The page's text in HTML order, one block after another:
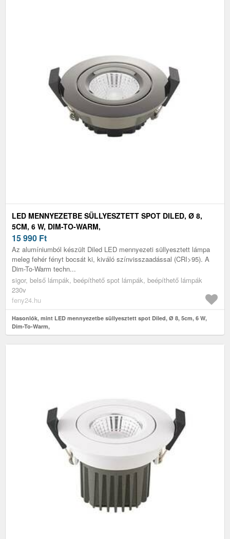
LED MENNYEZETBE SÜLLYESZTETT SPOT DILED, Ø 8,
5CM, 6 W, DIM-TO-WARM,
15 990 Ft
Az alumíniumból készült Diled LED mennyezeti süllyesztett lámpa
meleg fehér fényt bocsát ki, kiváló színvisszaadással (CRI>95). A
Dim-To-Warm techn...
sigor, belső lámpák, beépíthető spot lámpák, beépíthető lámpák
230v
feny24.hu
Hasonlók, mint LED mennyezetbe süllyesztett spot Diled, Ø 8, 5cm, 6 W,
Dim-To-Warm,